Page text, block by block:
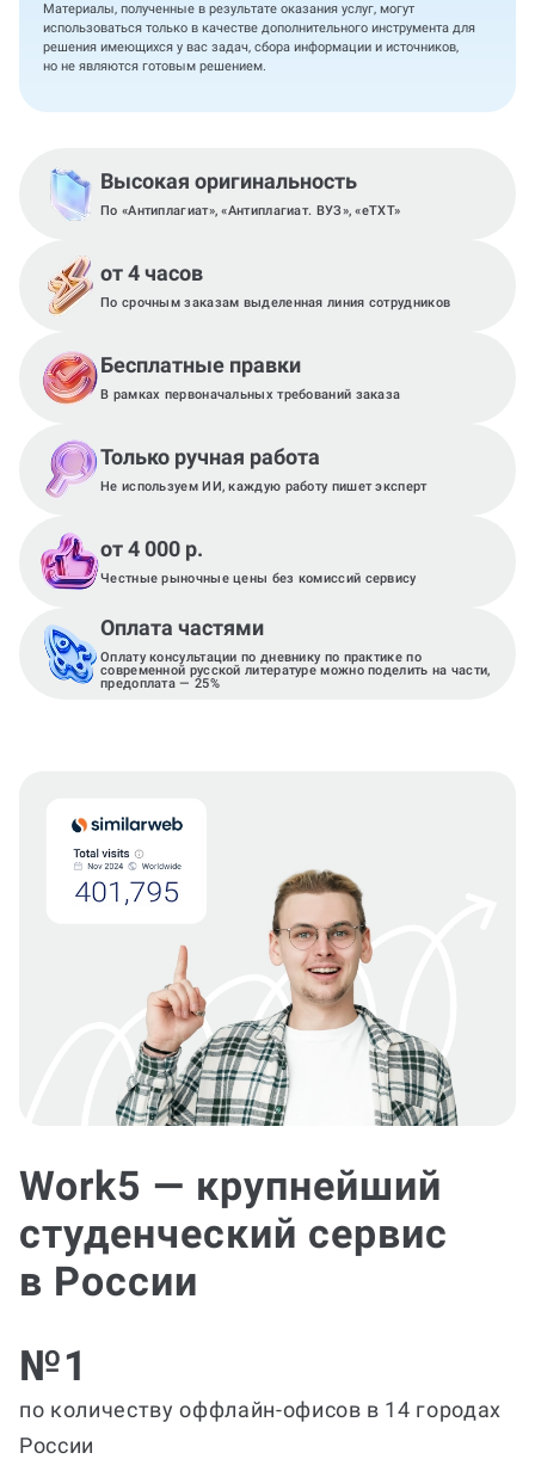
Материалы, полученные в результате оказания услуг, могут
использоваться только в качестве дополнительного инструмента для
решения имеющихся у вас задач, сбора информации и источников,
но не являются готовым решением.
Высокая оригинальность
По «Антиплагиат», «Антиплагиат. ВУЗ», «eTXT»
от 4 часов
По срочным заказам выделенная линия сотрудников
Бесплатные правки
В рамках первоначальных требований заказа
Только ручная работа
Не используем ИИ, каждую работу пишет эксперт
от 4 000 р.
Честные рыночные цены без комиссий сервису
Оплата частями
Оплату консультации по дневнику по практике по
современной русской литературе можно поделить на части,
предоплата — 25%
Work5 — крупнейший
студенческий сервис
в России
№1
по количеству оффлайн-офисов в 14 городах
России